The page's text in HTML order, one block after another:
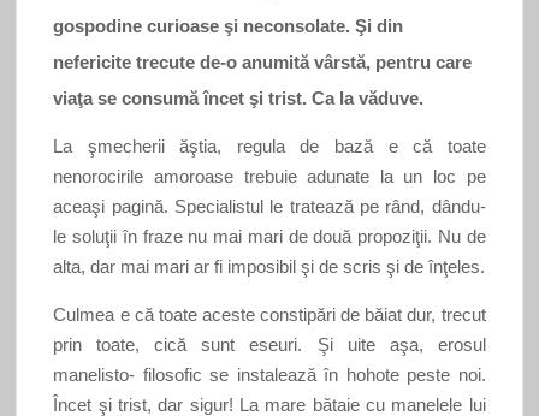
gospodine curioase şi neconsolate. Şi din
nefericite trecute de-o anumită vârstă, pentru care
viaţa se consumă încet şi trist. Ca la văduve.
La şmecherii ăştia, regula de bază e că toate
nenorocirile amoroase trebuie adunate la un loc pe
aceaşi pagină. Specialistul le tratează pe rând, dându-
le soluţii în fraze nu mai mari de două propoziţii. Nu de
alta, dar mai mari ar fi imposibil şi de scris şi de înţeles.
Culmea e că toate aceste constipări de băiat dur, trecut
prin toate, cică sunt eseuri. Şi uite aşa, erosul
manelisto- filosofic se instalează în hohote peste noi.
Încet şi trist, dar sigur! La mare bătaie cu manelele lui